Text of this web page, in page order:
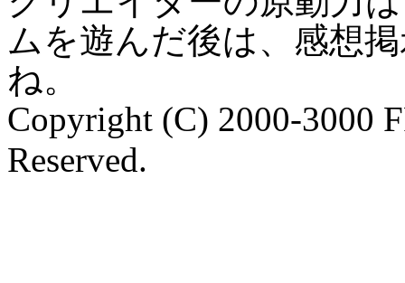
ムを遊んだ後は、感想
ね。
Copyright (C) 2000-3000
Reserved.